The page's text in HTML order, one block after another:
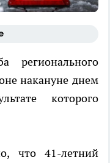
регионального
накануне днем
которого
что 41-летний